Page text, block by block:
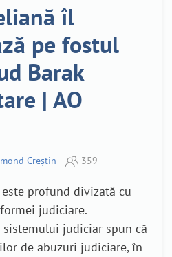
îl
pe fostul
Barak
| AO
Creștin 359
profund divizată cu
judiciare.
judiciar spun că
de abuzuri judiciare, în